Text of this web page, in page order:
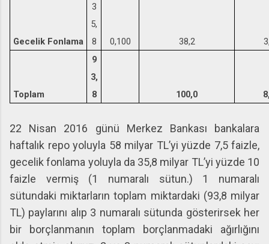
Gecelik Fonlama
3
5,
8
0,100 38,2
Toplam
9
3,
8
100,0
22 Nisan 2016 günü Merkez Bankası bankalara
haftalık repo yoluyla 58 milyar TL’yi yüzde 7,5 faizle,
gecelik fonlama yoluyla da 35,8 milyar TL’yi yüzde 10
faizle vermiş (1 numaralı sütun.) 1 numaralı
sütundaki miktarların toplam miktardaki (93,8 milyar
TL) paylarını alıp 3 numaralı sütunda gösterirsek her
bir borçlanmanın toplam borçlanmadaki ağırlığını